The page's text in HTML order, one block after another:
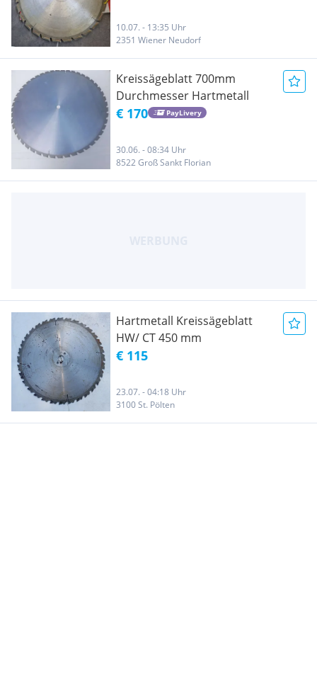
10.07. - 13:35 Uhr
2351 Wiener Neudorf
Kreissägeblatt 700mm
Durchmesser Hartmetall
€ 170 PayLivery
30.06. - 08:34 Uhr
8522 Groß Sankt Florian
Hartmetall Kreissägeblatt
HW/ CT 450 mm
€ 115
23.07. - 04:18 Uhr
3100 St. Pölten